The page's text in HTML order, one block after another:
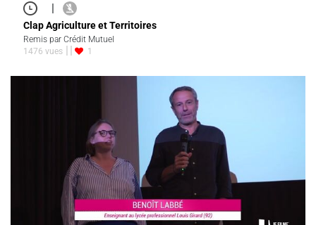
|
Clap Agriculture et Territoires
Remis par Crédit Mutuel
1476 vues
1